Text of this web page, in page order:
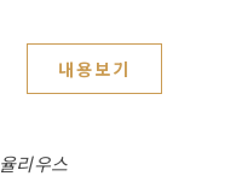
내용보기
율리우스